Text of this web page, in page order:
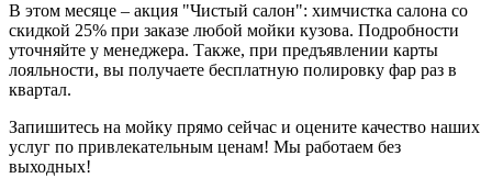
В этом месяце – акция "Чистый салон": химчистка салона со
скидкой 25% при заказе любой мойки кузова. Подробности
уточняйте у менеджера. Также, при предъявлении карты
лояльности, вы получаете бесплатную полировку фар раз в
квартал.
Запишитесь на мойку прямо сейчас и оцените качество наших
услуг по привлекательным ценам! Мы работаем без
выходных!